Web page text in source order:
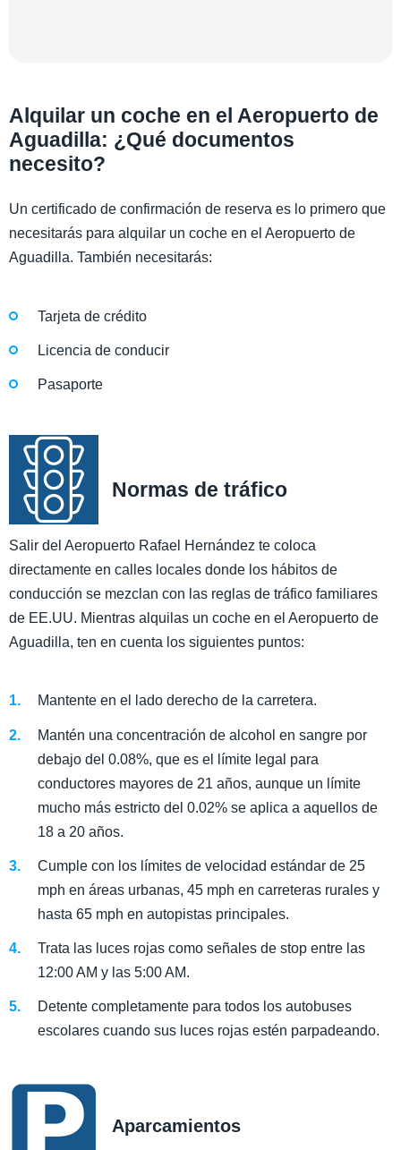
Alquilar un coche en el Aeropuerto de
Aguadilla: ¿Qué documentos
necesito?
Un certificado de confirmación de reserva es lo primero que
necesitarás para alquilar un coche en el Aeropuerto de
Aguadilla. También necesitarás:
Tarjeta de crédito
Licencia de conducir
Pasaporte
Normas de tráfico
Salir del Aeropuerto Rafael Hernández te coloca
directamente en calles locales donde los hábitos de
conducción se mezclan con las reglas de tráfico familiares
de EE.UU. Mientras alquilas un coche en el Aeropuerto de
Aguadilla, ten en cuenta los siguientes puntos:
Mantente en el lado derecho de la carretera.
Mantén una concentración de alcohol en sangre por
debajo del 0.08%, que es el límite legal para
conductores mayores de 21 años, aunque un límite
mucho más estricto del 0.02% se aplica a aquellos de
18 a 20 años.
Cumple con los límites de velocidad estándar de 25
mph en áreas urbanas, 45 mph en carreteras rurales y
hasta 65 mph en autopistas principales.
Trata las luces rojas como señales de stop entre las
12:00 AM y las 5:00 AM.
Detente completamente para todos los autobuses
escolares cuando sus luces rojas estén parpadeando.
Aparcamientos